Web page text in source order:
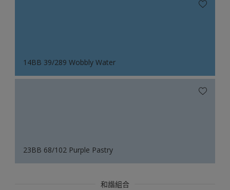
14BB 39/289 Wobbly Water
23BB 68/102 Purple Pastry
和諧組合